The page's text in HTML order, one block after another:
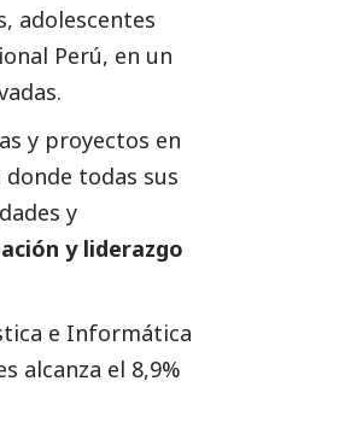
adolescentes
Perú, en un
y proyectos en
donde todas sus
y
y liderazgo
e Informática
alcanza el 8,9%